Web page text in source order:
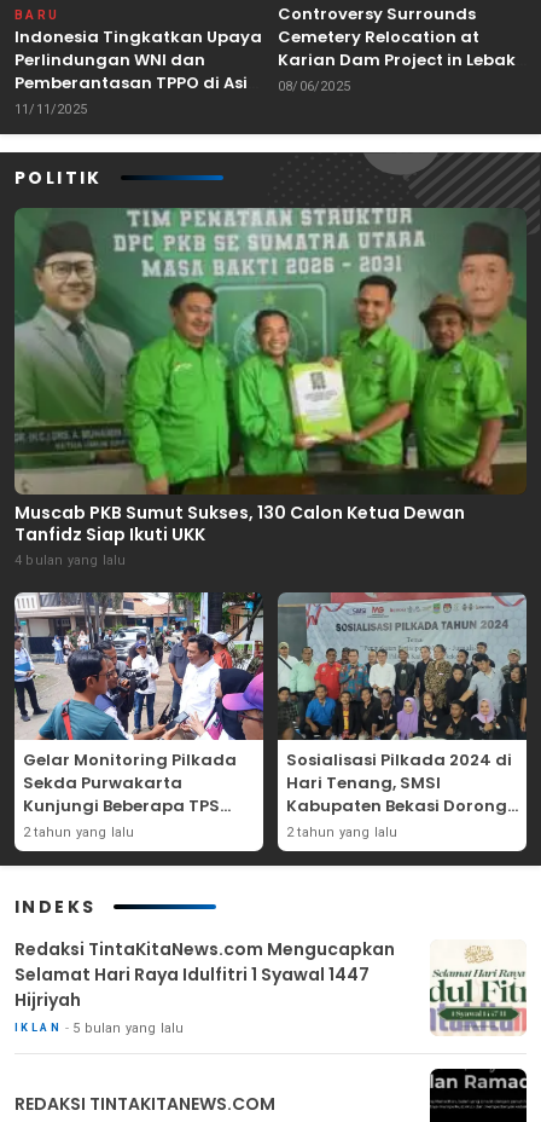
BARU
Indonesia Tingkatkan Upaya
Perlindungan WNI dan
Pemberantasan TPPO di Asia
Tenggara
11/11/2025
Controversy Surrounds
Cemetery Relocation at
Karian Dam Project in Lebak,
Banten
08/06/2025
POLITIK
Muscab PKB Sumut Sukses, 130 Calon Ketua Dewan
Tanfidz Siap Ikuti UKK
4 bulan yang lalu
Gelar Monitoring Pilkada
Sekda Purwakarta
Kunjungi Beberapa TPS
Yang Ada Di Purwakarta
2 tahun yang lalu
Sosialisasi Pilkada 2024 di
Hari Tenang, SMSI
Kabupaten Bekasi Dorong
Angka Partisipasi
Masyarakat
2 tahun yang lalu
INDEKS
Redaksi TintaKitaNews.com Mengucapkan
Selamat Hari Raya Idulfitri 1 Syawal 1447
Hijriyah
IKLAN 5 bulan yang lalu
REDAKSI TINTAKITANEWS.COM